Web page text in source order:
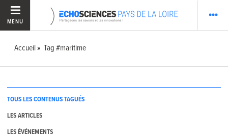
MENU
Accueil Tag #maritime
TOUS LES CONTENUS TAGUÉS
LES ARTICLES
LES ÉVÉNEMENTS